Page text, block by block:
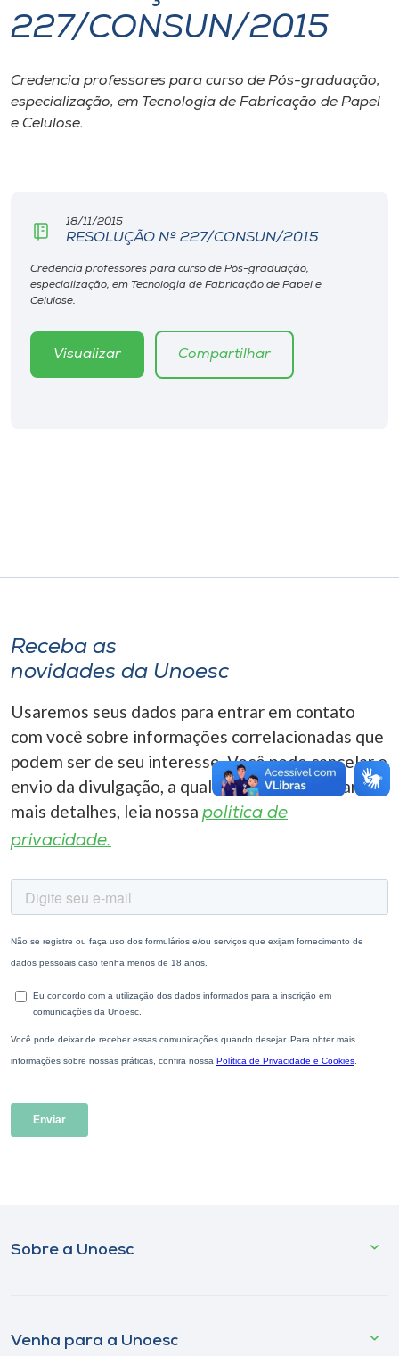
I.nova
Diplomados
Editora
Rádio
o idioma
A-
227/CONSUN/2015
Credencia professores para curso de Pós-graduação,
especialização, em Tecnologia de Fabricação de Papel
e Celulose.
18/11/2015
RESOLUÇÃO Nº 227/CONSUN/2015
Credencia professores para curso de Pós-graduação,
especialização, em Tecnologia de Fabricação de Papel e
Celulose.
Visualizar Compartilhar
Receba as
novidades da Unoesc
Usaremos seus dados para entrar em contato
com você sobre informações correlacionadas que
podem ser de seu interesse. Você pode cancelar o
envio da divulgação, a qualquer momento. Para
mais detalhes, leia nossa política de
privacidade.
Sobre a Unoesc
Venha para a Unoesc